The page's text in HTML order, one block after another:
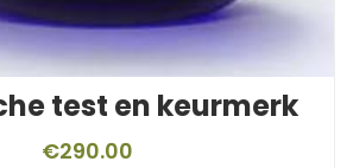
test en keurmerk
€290.00